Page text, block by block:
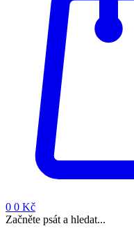
0 0 Kč
Začněte psát a hledat...